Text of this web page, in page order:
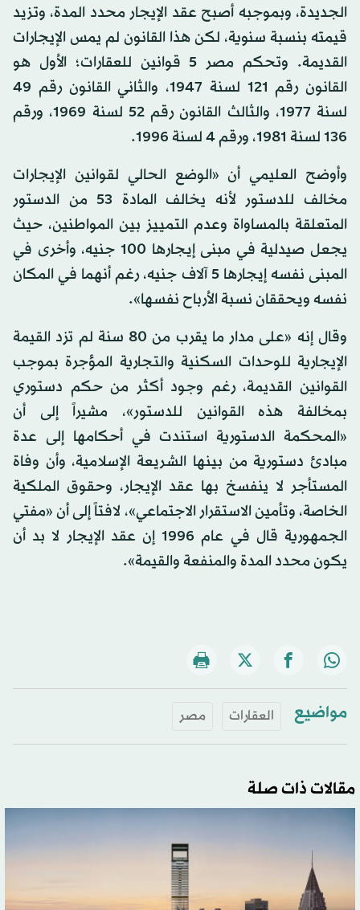
الجديدة، وبموجبه أصبح عقد الإيجار محدد المدة، وتزيد
قيمته بنسبة سنوية، لكن هذا القانون لم يمس الإيجارات
القديمة. وتحكم مصر 5 قوانين للعقارات؛ الأول هو
القانون رقم 121 لسنة 1947، والثاني القانون رقم 49
لسنة 1977، والثالث القانون رقم 52 لسنة 1969، ورقم
136 لسنة 1981، ورقم 4 لسنة 1996.
وأوضح العليمي أن «الوضع الحالي لقوانين الإيجارات
مخالف للدستور لأنه يخالف المادة 53 من الدستور
المتعلقة بالمساواة وعدم التمييز بين المواطنين، حيث
يجعل صيدلية في مبنى إيجارها 100 جنيه، وأخرى في
المبنى نفسه إيجارها 5 آلاف جنيه، رغم أنهما في المكان
نفسه ويحققان نسبة الأرباح نفسها».
وقال إنه «على مدار ما يقرب من 80 سنة لم تزد القيمة
الإيجارية للوحدات السكنية والتجارية المؤجرة بموجب
القوانين القديمة، رغم وجود أكثر من حكم دستوري
بمخالفة هذه القوانين للدستور»، مشيراً إلى أن
«المحكمة الدستورية استندت في أحكامها إلى عدة
مبادئ دستورية من بينها الشريعة الإسلامية، وأن وفاة
المستأجر لا ينفسخ بها عقد الإيجار، وحقوق الملكية
الخاصة، وتأمين الاستقرار الاجتماعي»، لافتاً إلى أن «مفتي
الجمهورية قال في عام 1996 إن عقد الإيجار لا بد أن
يكون محدد المدة والمنفعة والقيمة».
مواضيع العقارات مصر
مقالات ذات صلة